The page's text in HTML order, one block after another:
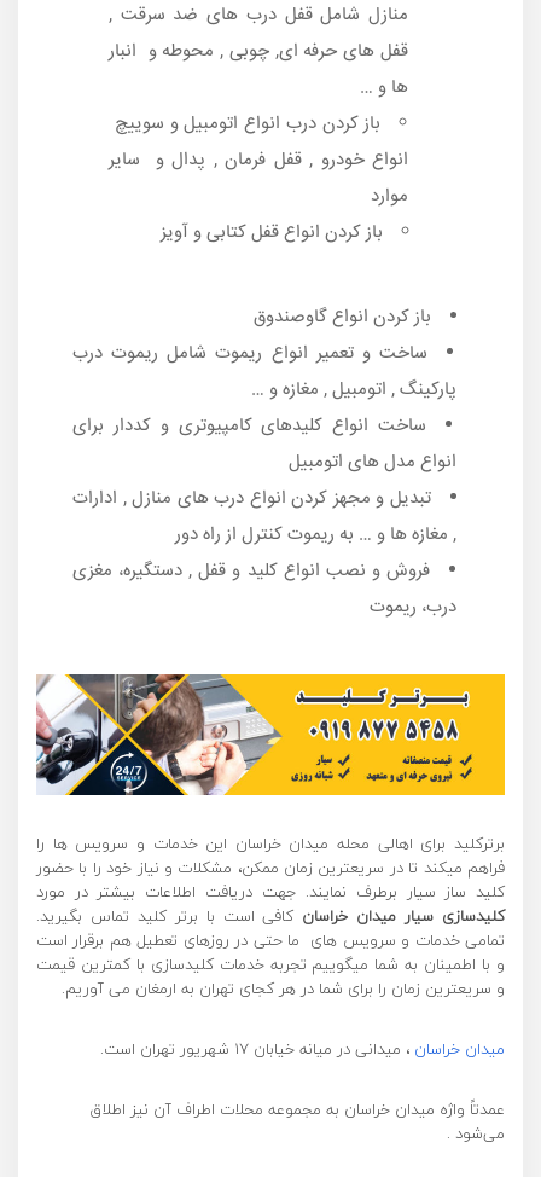
منازل شامل قفل درب های ضد سرقت ,
قفل های حرفه ای, چوبی , محوطه و انبار
ها و …
باز کردن درب انواع اتومبیل و سوییچ
انواع خودرو , قفل فرمان , پدال و سایر
موارد
باز کردن انواع قفل کتابی و آویز
باز کردن انواع گاوصندوق
ساخت و تعمیر انواع ریموت شامل ریموت درب
پارکینگ , اتومبیل , مغازه و …
ساخت انواع کلیدهای کامپیوتری و کددار برای
انواع مدل های اتومبیل
تبدیل و مجهز کردن انواع درب های منازل , ادارات
, مغازه ها و … به ریموت کنترل از راه دور
فروش و نصب انواع کلید و قفل , دستگیره، مغزی
درب، ریموت
برترکلید برای اهالی محله میدان خراسان این خدمات و سرویس ها را
فراهم میکند تا در سریعترین زمان ممکن، مشکلات و نیاز خود را با حضور
کلید ساز سیار برطرف نمایند. جهت دریافت اطلاعات بیشتر در مورد
کلیدسازی سیار میدان خراسان کافی است با برتر کلید تماس بگیرید.
تمامی خدمات و سرویس های ما حتی در روزهای تعطیل هم برقرار است
و با اطمینان به شما میگوییم تجربه خدمات کلیدسازی با کمترین قیمت
و سریعترین زمان را برای شما در هر کجای تهران به ارمغان می آوریم.
میدان خراسان ، میدانی در میانه خیابان ۱۷ شهریور تهران است.
عمدتاً واژه میدان خراسان به مجموعه محلات اطراف آن نیز اطلاق
می‌شود .